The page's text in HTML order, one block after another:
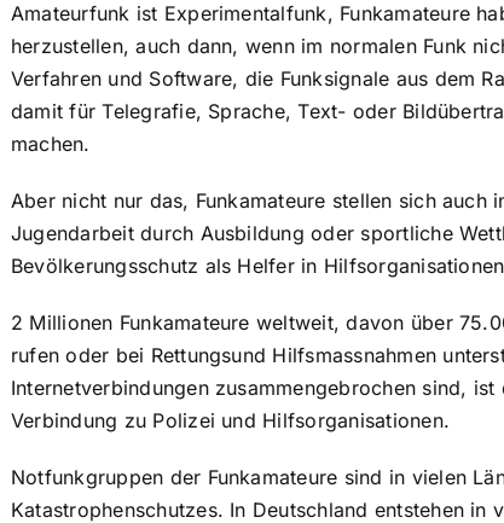
Amateurfunk ist Experimentalfunk, Funkamateure
herzustellen, auch dann, wenn im normalen Funk
Verfahren und Software, die Funksignale aus dem
damit für Telegrafie, Sprache, Text- oder
machen.
Aber nicht nur das, Funkamateure stellen sich auch
Jugendarbeit durch Ausbildung oder sportliche
Bevölkerungsschutz als Helfer in
2 Millionen Funkamateure weltweit, davon über
rufen oder bei Rettungsund Hilfsmassnahmen
Internetverbindungen zusammengebrochen sind,
Verbindung zu Polizei und Hilfsorganisationen.
Notfunkgruppen der Funkamateure sind in vielen
Katastrophenschutzes. In Deutschland entstehen in